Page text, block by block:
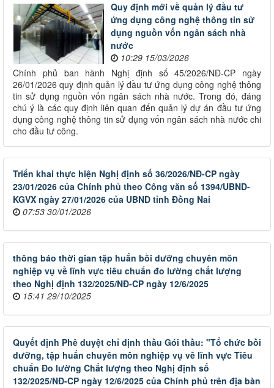
Quy định mới về quản lý đầu tư
ứng dụng công nghệ thông tin sử
dụng nguồn vốn ngân sách nhà
nước
10:29 15/03/2026
Chính phủ ban hành Nghị định số 45/2026/NĐ-CP ngày
26/01/2026 quy định quản lý đầu tư ứng dụng công nghệ thông
tin sử dụng nguồn vốn ngân sách nhà nước. Trong đó, đáng
chú ý là các quy định liên quan đến quản lý dự án đầu tư ứng
dụng công nghệ thông tin sử dụng vốn ngân sách nhà nước chi
cho đầu tư công.
Triển khai thực hiện Nghị định số 36/2026/NĐ-CP ngày
23/01/2026 của Chính phủ theo Công văn số 1394/UBND-
KGVX ngày 27/01/2026 của UBND tỉnh Đồng Nai
07:53 30/01/2026
thông báo thời gian tập huấn bồi dưỡng chuyên môn
nghiệp vụ về lĩnh vực tiêu chuẩn đo lường chất lượng
theo Nghị định 132/2025/NĐ-CP ngày 12/6/2025
15:41 29/10/2025
Quyết định Phê duyệt chỉ định thầu Gói thầu: "Tổ chức bồi
dưỡng, tập huấn chuyên môn nghiệp vụ về lĩnh vực Tiêu
chuẩn Đo lường Chất lượng theo Nghị định số
132/2025/NĐ-CP ngày 12/6/2025 của Chính phủ trên địa bàn